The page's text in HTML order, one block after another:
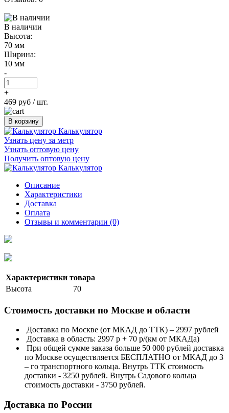
В наличии
Высота:
70 мм
Ширина:
10 мм
-
+
469 руб / шт.
В корзину
Калькулятор
Узнать цену за метр
Узнать оптовую цену
Получить оптовую цену
Калькулятор
Описание
Характеристики
Доставка
Оплата
Отзывы и комментарии (0)
Характеристики товара
Высота
70
Стоимость доставки по Москве и области
Доставка по Москве (от МКАД до ТТК) – 2997 рублей
Доставка в область: 2997 р + 70 р/(км от МКАДа)
При общей сумме заказа больше 50 000 рублей доставка
по Москве осуществляется БЕСПЛАТНО от МКАД до 3
– го транспортного кольца. Внутрь ТТК стоимость
доставки - 3250 рублей. Внутрь Садового кольца
стоимость доставки - 3750 рублей.
Доставка по России